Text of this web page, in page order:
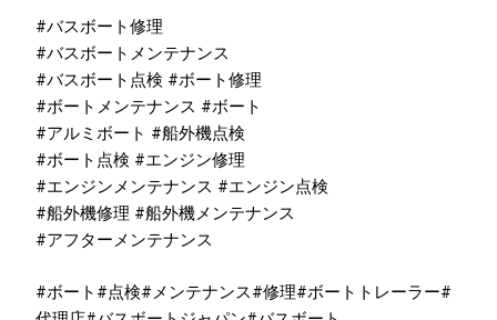
#バスボート修理
#バスボートメンテナンス
#バスボート点検 #ボート修理
#ボートメンテナンス #ボート
#アルミボート #船外機点検
#ボート点検 #エンジン修理
#エンジンメンテナンス #エンジン点検
#船外機修理 #船外機メンテナンス
#アフターメンテナンス
#ボート #点検#メンテナンス#修理#ボートトレーラー#